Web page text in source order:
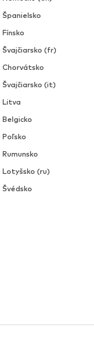
Švajčiarsko (fr)
Chorvátsko
Švajčiarsko (it)
Litva
Lotyšsko (ru)